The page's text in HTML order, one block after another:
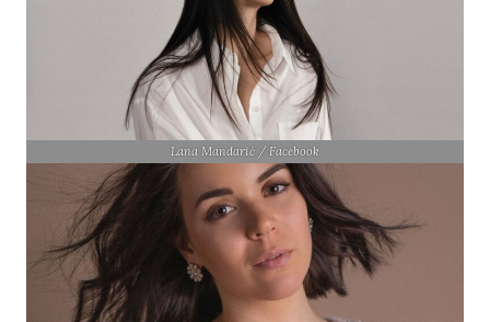
Lana Mandarić / Facebook